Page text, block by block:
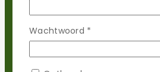
Zoef Robot
Wachtwoord *